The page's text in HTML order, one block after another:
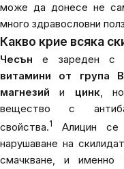
може да донесе не
много здравословни
Какво крие всяка
Чесън
е зареден с
витамини от група B
магнезий
и цинк,
вещество с
свойства.1
Алицин се
нарушаване на
смачкване, и именно